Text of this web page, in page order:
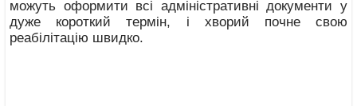
можуть оформити всі адміністративні документи у
дуже короткий термін, і хворий почне свою
реабілітацію швидко.